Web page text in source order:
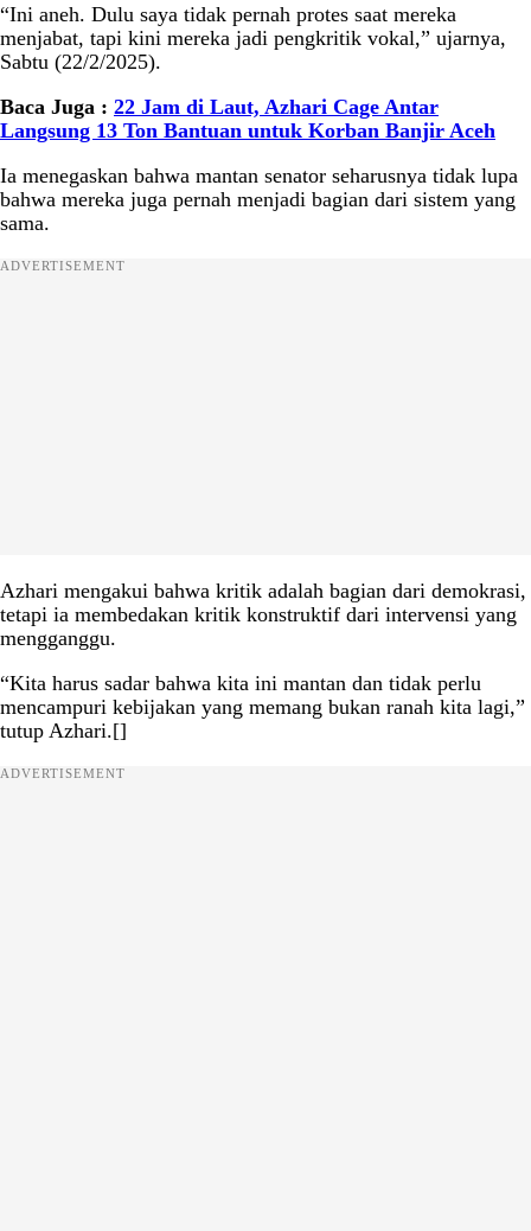
“Ini aneh. Dulu saya tidak pernah protes saat mereka
menjabat, tapi kini mereka jadi pengkritik vokal,” ujarnya,
Sabtu (22/2/2025).
Baca Juga : 22 Jam di Laut, Azhari Cage Antar
Langsung 13 Ton Bantuan untuk Korban Banjir Aceh
Ia menegaskan bahwa mantan senator seharusnya tidak lupa
bahwa mereka juga pernah menjadi bagian dari sistem yang
sama.
ADVERTISEMENT
Azhari mengakui bahwa kritik adalah bagian dari demokrasi,
tetapi ia membedakan kritik konstruktif dari intervensi yang
mengganggu.
“Kita harus sadar bahwa kita ini mantan dan tidak perlu
mencampuri kebijakan yang memang bukan ranah kita lagi,”
tutup Azhari.[]
ADVERTISEMENT